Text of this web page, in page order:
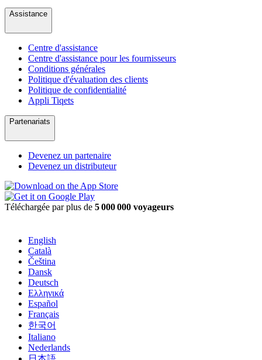
Assistance
Centre d'assistance
Centre d'assistance pour les fournisseurs
Conditions générales
Politique d'évaluation des clients
Politique de confidentialité
Appli Tiqets
Partenariats
Devenez un partenaire
Devenez un distributeur
Téléchargée par plus de 5 000 000 voyageurs
English
Català
Čeština
Dansk
Deutsch
Ελληνικά
Español
Français
한국어
Italiano
Nederlands